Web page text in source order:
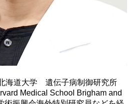
海道大学 遺伝子病制御研究所
Medical School Brigham and